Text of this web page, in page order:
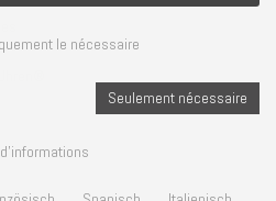
le nécessaire
Seulement nécessaire